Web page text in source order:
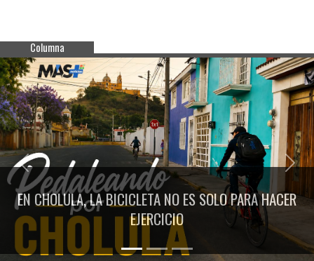
Columna
EN CHOLULA, LA BICICLETA NO ES SOLO PARA HACER
EJERCICIO
Previous Next